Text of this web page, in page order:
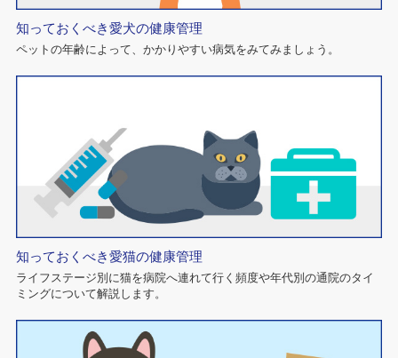
知っておくべき愛犬の健康管理
ペットの年齢によって、かかりやすい病気をみてみましょう。
知っておくべき愛猫の健康管理
ライフステージ別に猫を病院へ連れて行く頻度や年代別の通院のタイ
ミングについて解説します。